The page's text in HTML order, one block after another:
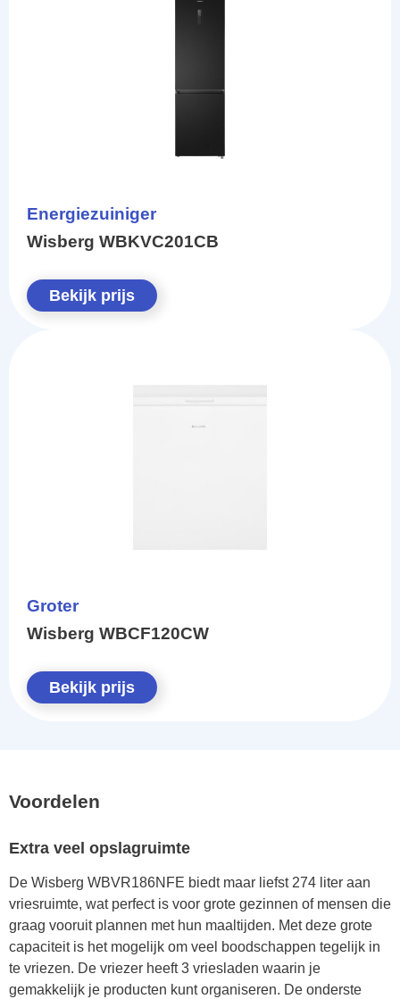
Energiezuiniger
Wisberg WBKVC201CB
Bekijk prijs
Groter
Wisberg WBCF120CW
Bekijk prijs
Voordelen
Extra veel opslagruimte
De Wisberg WBVR186NFE biedt maar liefst 274 liter aan
vriesruimte, wat perfect is voor grote gezinnen of mensen die
graag vooruit plannen met hun maaltijden. Met deze grote
capaciteit is het mogelijk om veel boodschappen tegelijk in
te vriezen. De vriezer heeft 3 vriesladen waarin je
gemakkelijk je producten kunt organiseren. De onderste